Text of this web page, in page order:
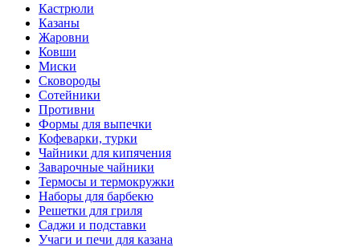
Кастрюли
Казаны
Жаровни
Ковши
Миски
Сковороды
Сотейники
Противни
Формы для выпечки
Кофеварки, турки
Чайники для кипячения
Заварочные чайники
Термосы и термокружки
Наборы для барбекю
Решетки для гриля
Саджи и подставки
Учаги и печи для казана